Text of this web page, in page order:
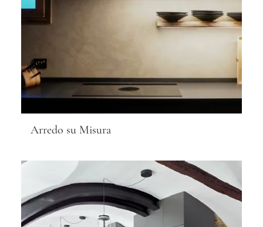
Arredo su Misura